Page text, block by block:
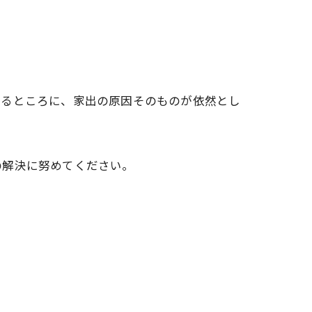
ところに、家出の原因そのものが依然とし
決に努めてください。